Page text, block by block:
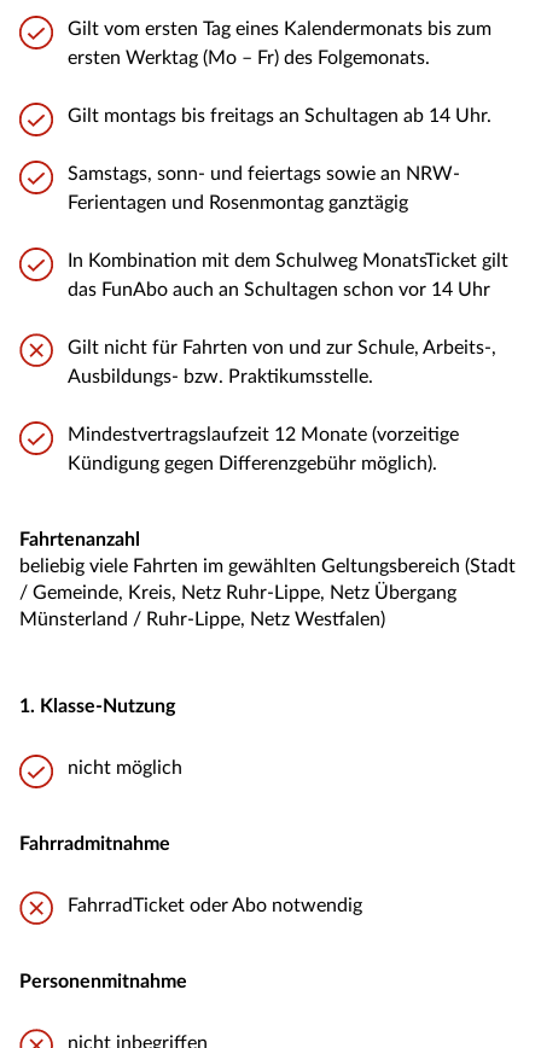
Gilt vom ersten Tag eines Kalendermonats bis zum
ersten Werktag (Mo – Fr) des Folgemonats.
Gilt montags bis freitags an Schultagen ab 14 Uhr.
Samstags, sonn- und feiertags sowie an NRW-
Ferientagen und Rosenmontag ganztägig
In Kombination mit dem Schulweg MonatsTicket gilt
das FunAbo auch an Schultagen schon vor 14 Uhr
Gilt nicht für Fahrten von und zur Schule, Arbeits-,
Ausbildungs- bzw. Praktikumsstelle.
Mindestvertragslaufzeit 12 Monate (vorzeitige
Kündigung gegen Differenzgebühr möglich).
Fahrtenanzahl
beliebig viele Fahrten im gewählten Geltungsbereich (Stadt
/ Gemeinde, Kreis, Netz Ruhr-Lippe, Netz Übergang
Münsterland / Ruhr-Lippe, Netz Westfalen)
1. Klasse-Nutzung
nicht möglich
Fahrradmitnahme
FahrradTicket oder Abo notwendig
Personenmitnahme
nicht inbegriffen